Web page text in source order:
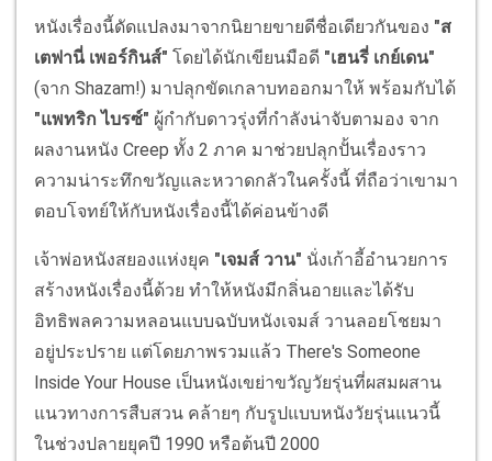
หนังเรื่องนี้ดัดแปลงมาจากนิยายขายดีชื่อเดียวกันของ "ส
เตฟานี่ เพอร์กินส์" โดยได้นักเขียนมือดี "เฮนรี่ เกย์เดน"
(จาก Shazam!) มาปลุกขัดเกลาบทออกมาให้ พร้อมกับได้
"แพทริก ไบรซ์" ผู้กำกับดาวรุ่งที่กำลังน่าจับตามอง จาก
ผลงานหนัง Creep ทั้ง 2 ภาค มาช่วยปลุกปั้นเรื่องราว
ความน่าระทึกขวัญและหวาดกลัวในครั้งนี้ ที่ถือว่าเขามา
ตอบโจทย์ให้กับหนังเรื่องนี้ได้ค่อนข้างดี
เจ้าพ่อหนังสยองแห่งยุค "เจมส์ วาน" นั่งเก้าอี้อำนวยการ
สร้างหนังเรื่องนี้ด้วย ทำให้หนังมีกลิ่นอายและได้รับ
อิทธิพลความหลอนแบบฉบับหนังเจมส์ วานลอยโชยมา
อยู่ประปราย แต่โดยภาพรวมแล้ว There's Someone
Inside Your House เป็นหนังเขย่าขวัญวัยรุ่นที่ผสมผสาน
แนวทางการสืบสวน คล้ายๆ กับรูปแบบหนังวัยรุ่นแนวนี้
ในช่วงปลายยุคปี 1990 หรือต้นปี 2000